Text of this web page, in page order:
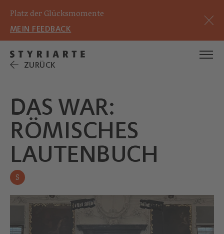
Platz der Glücksmomente
MEIN FEEDBACK
ZURÜCK
DAS WAR:
RÖMISCHES
LAUTENBUCH
S